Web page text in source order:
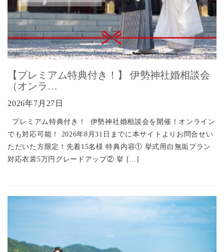
【プレミアム特典付き！】 伊勢神社婚相談会
（オンラ…
2026年7月27日
プレミアム特典付き！ 伊勢神社婚相談会を開催！オンライン
でも対応可能！ 2026年8月31日までに本サイトよりお問合せい
ただいた方限定！先着15名様 特典内容① 挙式用白無垢プラン
対応衣裳5万円グレードアップ② 挙 […]